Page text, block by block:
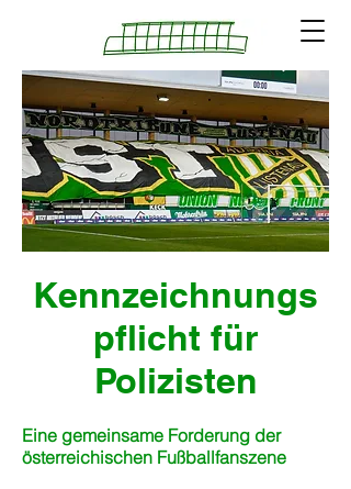
Kennzeichnungs
pflicht für
Polizisten
Eine gemeinsame Forderung der
österreichischen Fußballfanszene